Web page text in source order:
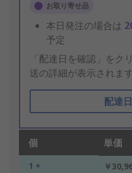
お取り寄せ品
本日発注の場合は
予定
「配達日を確認」をク
送の詳細が表示されます
配達
個 単価
1 + ￥